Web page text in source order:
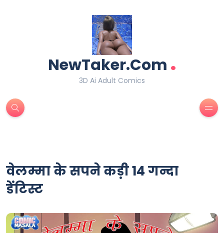
NewTaker.Com .
3D Ai Adult Comics
वेलम्मा के सपने कड़ी 14 गन्दा
डेंटिस्ट